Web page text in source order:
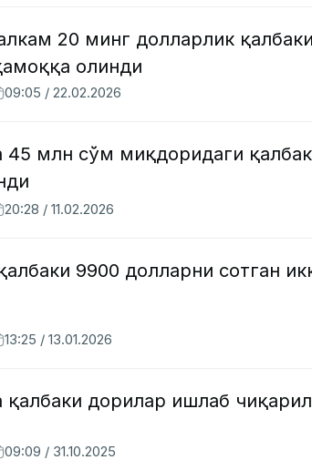
20 минг долларлик
олинди
09:05 / 22.02.2026
45 млн сўм миқдоридаги
20:28 / 11.02.2026
9900 долларни сотган
13:25 / 13.01.2026
қалбаки дорилар ишлаб
09:09 / 31.10.2025